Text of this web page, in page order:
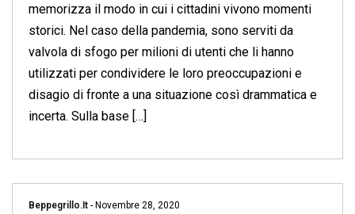
memorizza il modo in cui i cittadini vivono momenti
storici. Nel caso della pandemia, sono serviti da
valvola di sfogo per milioni di utenti che li hanno
utilizzati per condividere le loro preoccupazioni e
disagio di fronte a una situazione così drammatica e
incerta. Sulla base […]
Beppegrillo.it - Novembre 28, 2020